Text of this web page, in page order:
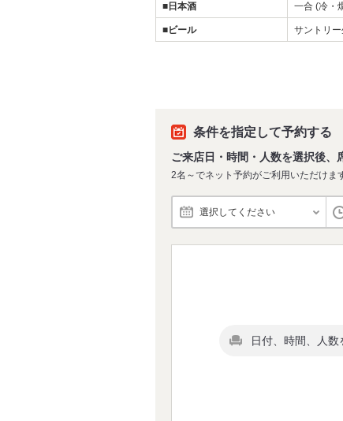
■日本酒 一合 (冷・
■ビール サントリ
条件を指定して予約する
ご来店日・時間・人数を選択後、
2名～でネット予約がご利用いただけま
選択してください
日付、時間、人数